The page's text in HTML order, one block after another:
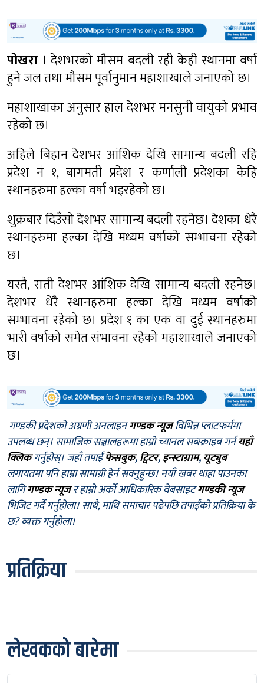
पोखरा । देशभरको मौसम बदली रही केही स्थानमा वर्षा
हुने जल तथा मौसम पूर्वानुमान महाशाखाले जनाएको छ।
महाशाखाका अनुसार हाल देशभर मनसुनी वायुको प्रभाव
रहेको छ।
अहिले बिहान देशभर आंशिक देखि सामान्य बदली रहि
प्रदेश नं १, बागमती प्रदेश र कर्णाली प्रदेशका केहि
स्थानहरुमा हल्का वर्षा भइरहेको छ।
शुक्रबार दिउँसो देशभर सामान्य बदली रहनेछ। देशका धेरै
स्थानहरुमा हल्का देखि मध्यम वर्षाको सम्भावना रहेको
छ।
यस्तै, राती देशभर आंशिक देखि सामान्य बदली रहनेछ।
देशभर धेरै स्थानहरुमा हल्का देखि मध्यम वर्षाको
सम्भावना रहेको छ। प्रदेश १ का एक वा दुई स्थानहरुमा
भारी वर्षाको समेत संभावना रहेको महाशाखाले जनाएको
छ।
गण्डकी प्रदेशको अग्रणी अनलाइनगण्डक न्यूजविभिन्न प्लाटफर्ममा
उपलब्ध छन्। सामाजिक सञ्जालहरूमा हाम्रो च्यानल सब्स्क्राइब गर्नयहाँ
क्लिकगर्नुहोस्। जहाँ तपाईँफेसबुक,ट्विटर,इन्स्टाग्राम, यूट्युब
लगायतमा पनि हाम्रा सामाग्री हेर्न सक्नुहुन्छ। नयाँ खबर थाहा पाउनका
लागिगण्डक न्यूजर हाम्रो अर्को आधिकारिक वेबसाइटगण्डकी न्यूज
भिजिट गर्दै गर्नुहोला। साथै, माथि समाचार पढेपछि तपाईँको प्रतिक्रिया के
छ? व्यक्त गर्नुहोला।
प्रतिक्रिया
लेखकको बारेमा